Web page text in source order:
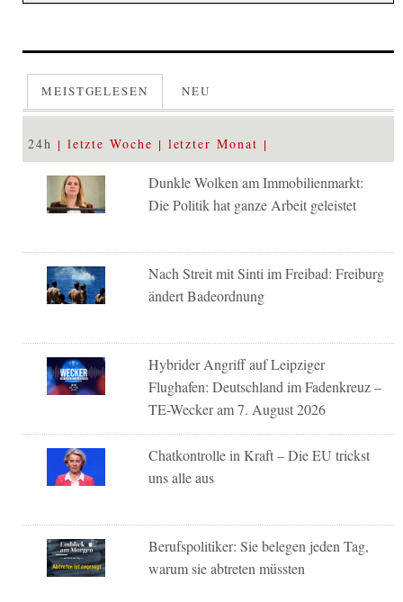
MEISTGELESEN NEU
24h letzte Woche letzter Monat
Dunkle Wolken am Immobilienmarkt:
Die Politik hat ganze Arbeit geleistet
Nach Streit mit Sinti im Freibad: Freiburg
ändert Badeordnung
Hybrider Angriff auf Leipziger
Flughafen: Deutschland im Fadenkreuz –
TE-Wecker am 7. August 2026
Chatkontrolle in Kraft – Die EU trickst
uns alle aus
Berufspolitiker: Sie belegen jeden Tag,
warum sie abtreten müssten